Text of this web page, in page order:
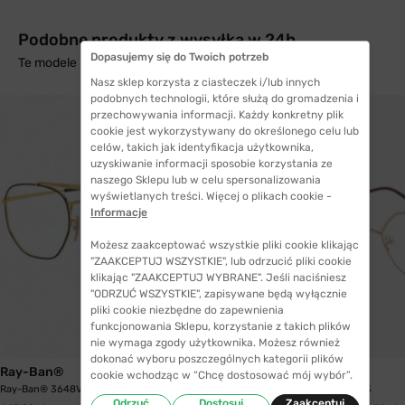
Podobne produkty z wysyłką w 24h
Te modele mogą Cię zainteresować
Ray-Ban®
Ray-Ban® 3648V 2946 54 The Marshal
Liu Jo
Liu Jo 2129 721 53
Dopasujemy się do Twoich potrzeb
Nasz sklep korzysta z ciasteczek i/lub innych
podobnych technologii, które służą do gromadzenia i
przechowywania informacji. Każdy konkretny plik
cookie jest wykorzystywany do określonego celu lub
celów, takich jak identyfikacja użytkownika,
uzyskiwanie informacji sposobie korzystania ze
naszego Sklepu lub w celu spersonalizowania
wyświetlanych treści. Więcej o plikach cookie -
Informacje
Możesz zaakceptować wszystkie pliki cookie klikając
"ZAAKCEPTUJ WSZYSTKIE", lub odrzucić pliki cookie
klikając "ZAAKCEPTUJ WYBRANE". Jeśli naciśniesz
"ODRZUĆ WSZYSTKIE", zapisywane będą wyłącznie
pliki cookie niezbędne do zapewnienia
funkcjonowania Sklepu, korzystanie z takich plików
nie wymaga zgody użytkownika. Możesz również
dokonać wyboru poszczególnych kategorii plików
cookie wchodząc w “Chcę dostosować mój wybór”.